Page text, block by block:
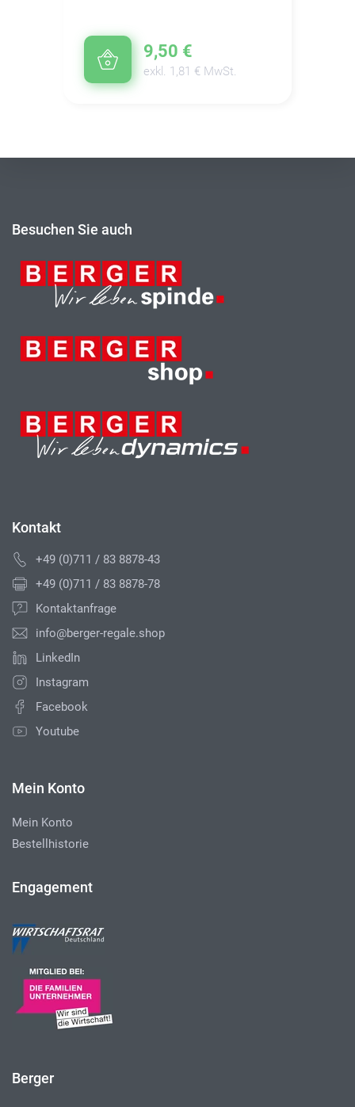
9,50 €
exkl. 1,81 € MwSt.
Besuchen Sie auch
Kontakt
+49 (0)711 / 83 8878-43
+49 (0)711 / 83 8878-78
Kontaktanfrage
info@berger-regale.shop
LinkedIn
Instagram
Facebook
Youtube
Mein Konto
Mein Konto
Bestellhistorie
Engagement
Berger